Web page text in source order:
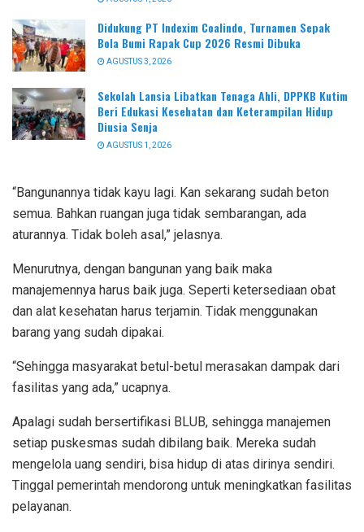
Didukung PT Indexim Coalindo, Turnamen Sepak
Bola Bumi Rapak Cup 2026 Resmi Dibuka
AGUSTUS 3, 2026
Sekolah Lansia Libatkan Tenaga Ahli, DPPKB Kutim
Beri Edukasi Kesehatan dan Keterampilan Hidup
Diusia Senja
AGUSTUS 1, 2026
“Bangunannya tidak kayu lagi. Kan sekarang sudah beton
semua. Bahkan ruangan juga tidak sembarangan, ada
aturannya. Tidak boleh asal,” jelasnya.
Menurutnya, dengan bangunan yang baik maka
manajemennya harus baik juga. Seperti ketersediaan obat
dan alat kesehatan harus terjamin. Tidak menggunakan
barang yang sudah dipakai.
“Sehingga masyarakat betul-betul merasakan dampak dari
fasilitas yang ada,” ucapnya.
Apalagi sudah bersertifikasi BLUB, sehingga manajemen
setiap puskesmas sudah dibilang baik. Mereka sudah
mengelola uang sendiri, bisa hidup di atas dirinya sendiri.
Tinggal pemerintah mendorong untuk meningkatkan fasilitas
pelayanan.